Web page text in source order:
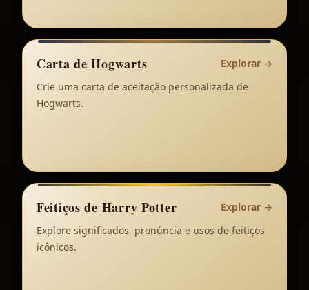
Carta de Hogwarts Explorar →
Crie uma carta de aceitação personalizada de
Hogwarts.
Feitiços de Harry Potter Explorar →
Explore significados, pronúncia e usos de feitiços
icônicos.